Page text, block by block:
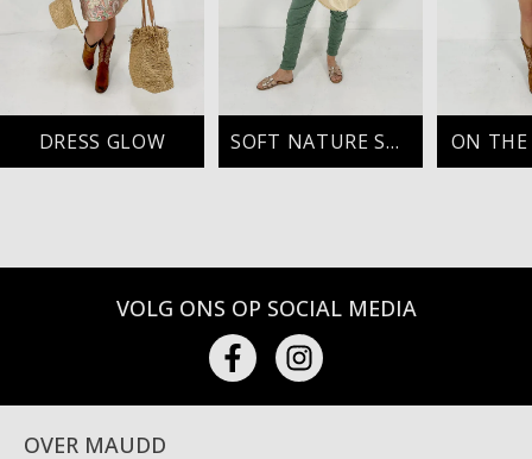
DRESS GLOW SOFT NATURE STYLE ON
VOLG ONS OP SOCIAL MEDIA
OVER MAUDD